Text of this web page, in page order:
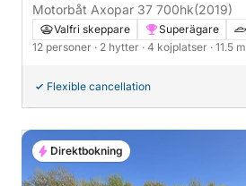
Motorbåt Axopar 37 700hk(2019)
Valfri skeppare Superägare
12 personer · 2 hytter · 4 kojplatser · 11.5 m
Flexible cancellation
Direktbokning